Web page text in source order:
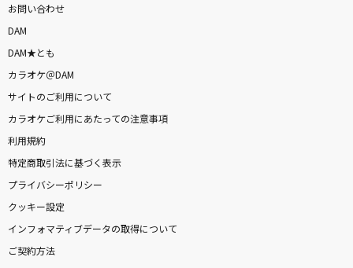
旅路
藤井 風
きょういくばんぐみのテーマ
やみのおねえさん
お問い合わせ
DAM
DAM★とも
カラオケ＠DAM
サイトのご利用について
カラオケご利用にあたっての注意事項
利用規約
特定商取引法に基づく表示
プライバシーポリシー
クッキー設定
インフォマティブデータの取得について
ご契約方法